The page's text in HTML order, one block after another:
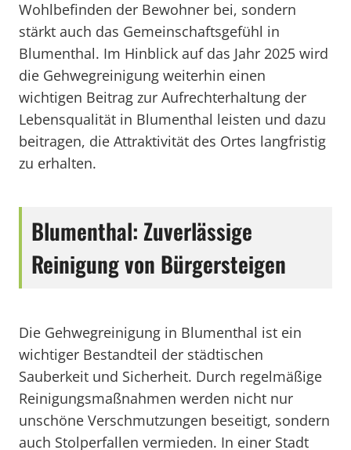
Wohlbefinden der Bewohner bei, sondern
stärkt auch das Gemeinschaftsgefühl in
Blumenthal. Im Hinblick auf das Jahr 2025 wird
die Gehwegreinigung weiterhin einen
wichtigen Beitrag zur Aufrechterhaltung der
Lebensqualität in Blumenthal leisten und dazu
beitragen, die Attraktivität des Ortes langfristig
zu erhalten.
Blumenthal: Zuverlässige
Reinigung von Bürgersteigen
Die Gehwegreinigung in Blumenthal ist ein
wichtiger Bestandteil der städtischen
Sauberkeit und Sicherheit. Durch regelmäßige
Reinigungsmaßnahmen werden nicht nur
unschöne Verschmutzungen beseitigt, sondern
auch Stolperfallen vermieden. In einer Stadt